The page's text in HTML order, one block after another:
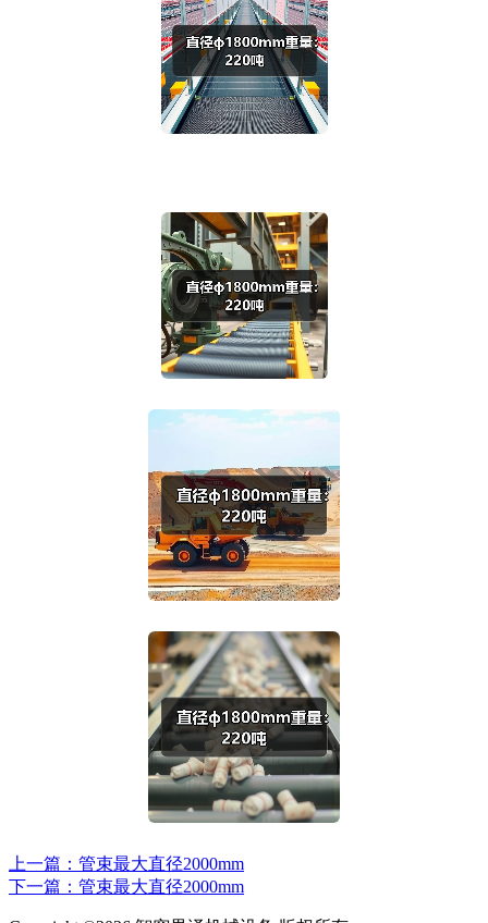
上一篇：管束最大直径2000mm
下一篇：管束最大直径2000mm